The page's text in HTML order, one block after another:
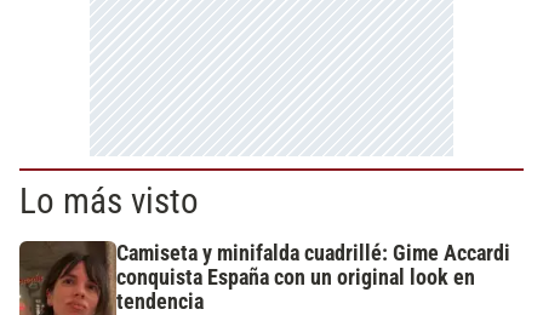
Lo más visto
Camiseta y minifalda cuadrillé: Gime Accardi
conquista España con un original look en
tendencia